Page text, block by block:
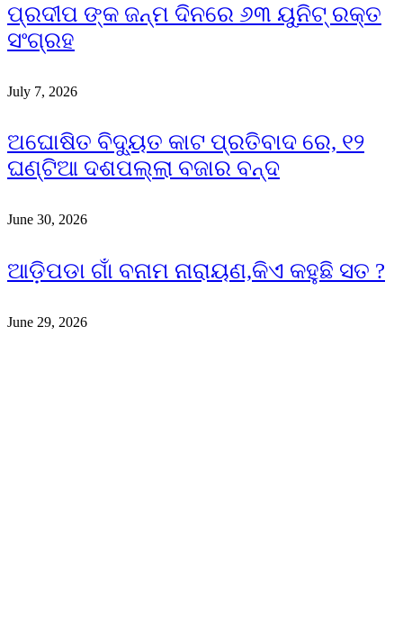
ପ୍ରଦୀପ ଙ୍କ ଜନ୍ମ ଦିନରେ ୬୩ ୟୁନିଟ୍ ରକ୍ତ
ସଂଗ୍ରହ
July 7, 2026
ଅଘୋଷିତ ବିଦ୍ୟୁତ କାଟ ପ୍ରତିବାଦ ରେ, ୧୨
ଘଣ୍ଟିଆ ଦଶପଲ୍ଲା ବଜାର ବନ୍ଦ
June 30, 2026
ଆଡ଼ିପଡା ଗାଁ ବନାମ ନାରାୟଣ,କିଏ କହୁଛି ସତ ?
June 29, 2026